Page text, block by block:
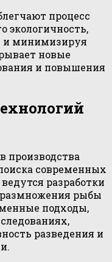
процесс
экологичность,
и минимизируя
новые
и повышения
производства
современных
разработки
рыбы
подходы,
разведения и